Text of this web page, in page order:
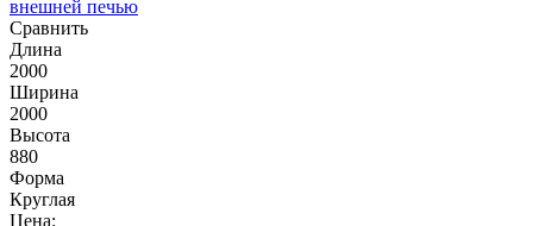
внешней печью
Сравнить
Длина
2000
Ширина
2000
Высота
880
Форма
Круглая
Цена: